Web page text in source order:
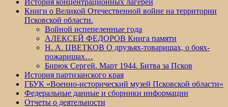
История концентрационных лагерей
Книги о Великой Отечественной войне на территории
Псковской области.
Войной испепеленные года
АЛЕКСЕЙ ФЕДОРОВ Книга памяти
Н. А. ЦВЕТКОВ О друзьях-товарищах, о боях-
пожарищах…
Бирюк Сергей. Март 1944. Битва за Псков
История партизанского края
ГБУК «Военно-исторический музей Псковской области»
Федеральные данные и сборники информации
Отчеты о деятельности